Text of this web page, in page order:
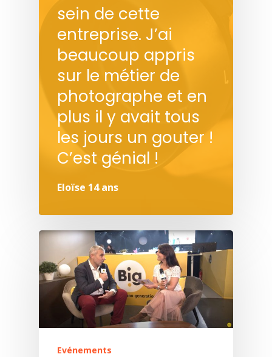
sein de cette
entreprise. J’ai
beaucoup appris
sur le métier de
photographe et en
plus il y avait tous
les jours un gouter !
C’est génial !
Eloïse 14 ans
Evénements